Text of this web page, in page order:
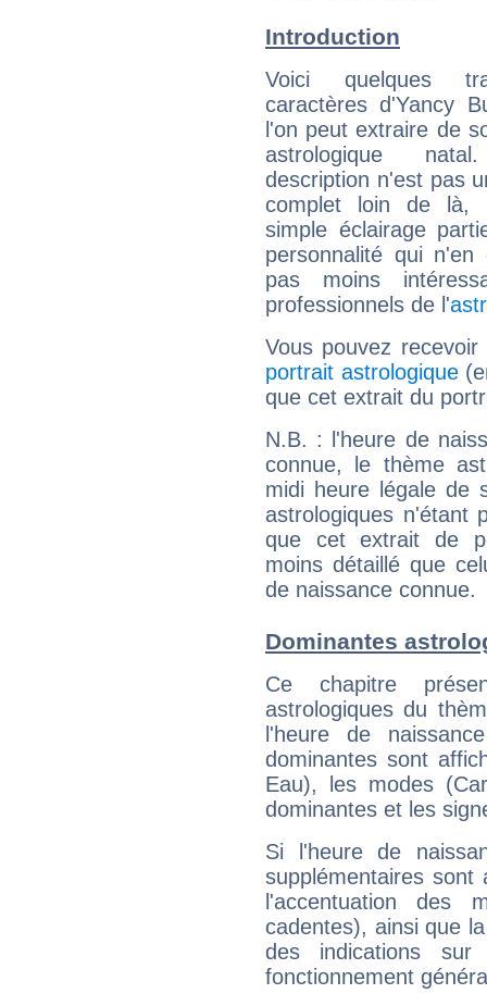
Introduction
Voici quelques
caractères d'Yancy
l'on peut extraire de
astrologique
description n'est pas
complet loin de là,
simple éclairage
personnalité qui n'en
pas moins
professionnels de l'
Vous pouvez
portrait astrologique
que cet extrait du
N.B. : l'heure de
connue, le thème
midi heure légale de
astrologiques n'étant
que cet extrait de
moins détaillé que
de naissance connue.
Dominantes
Ce chapitre
astrologiques du
l'heure de
dominantes sont
Eau), les modes
dominantes et les
Si l'heure de
supplémentaires sont
l'accentuation des
cadentes), ainsi que
des indications sur
fonctionnement